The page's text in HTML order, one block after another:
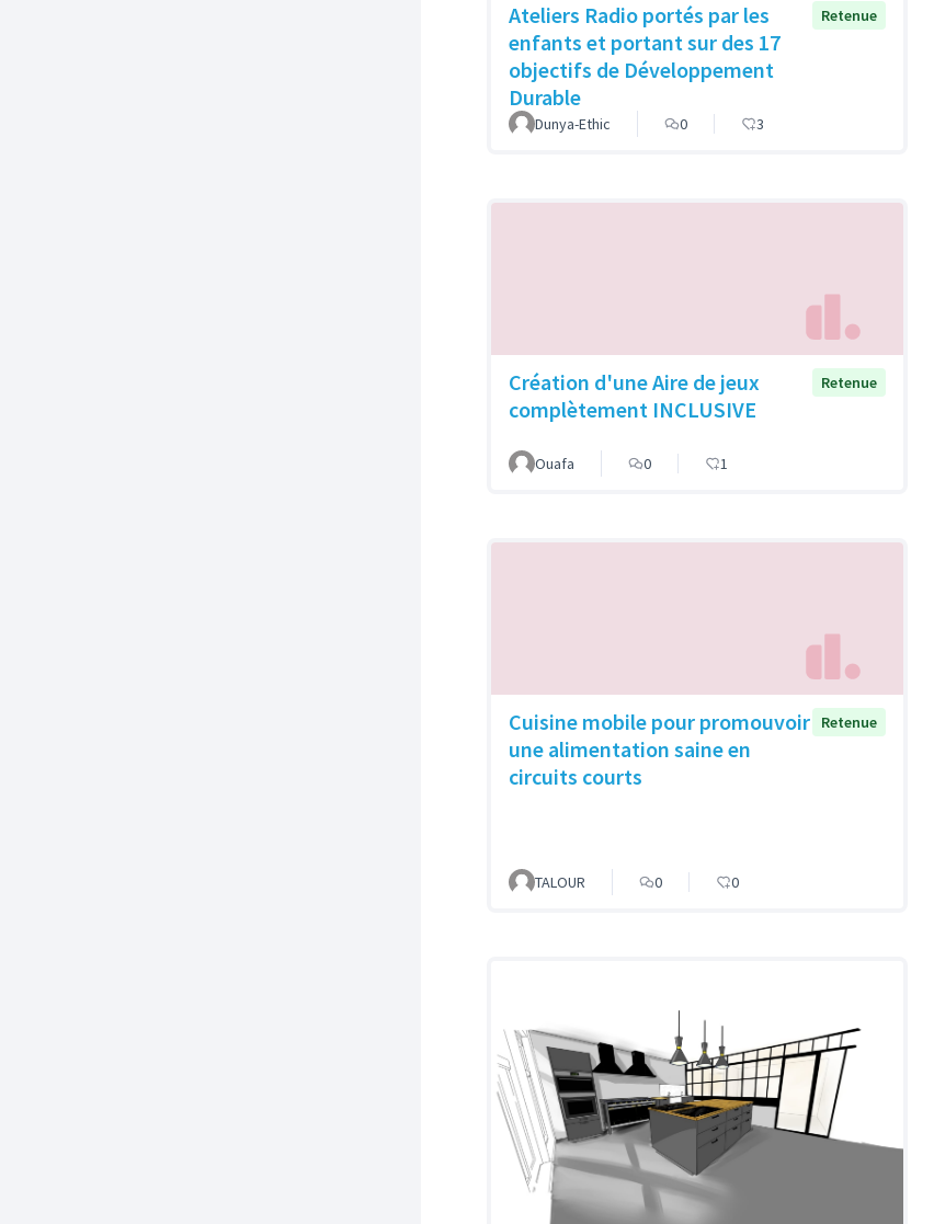
Ateliers Radio portés par les
enfants et portant sur des 17
objectifs de Développement
Durable
Retenue
Dunya-Ethic 0 3
Création d'une Aire de jeux
complètement INCLUSIVE
Retenue
Ouafa 0 1
Cuisine mobile pour promouvoir
une alimentation saine en
circuits courts
Retenue
TALOUR 0 0